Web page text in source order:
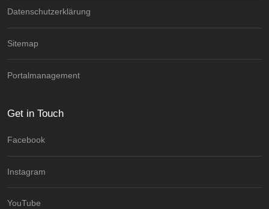
Datenschutzerklärung
Sitemap
Portalmanagement
Get in Touch
Facebook
Instagram
YouTube